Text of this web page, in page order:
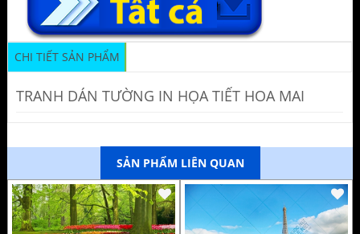
CHI TIẾT SẢN PHẨM
TRANH DÁN TƯỜNG IN HỌA TIẾT HOA MAI
SẢN PHẨM LIÊN QUAN